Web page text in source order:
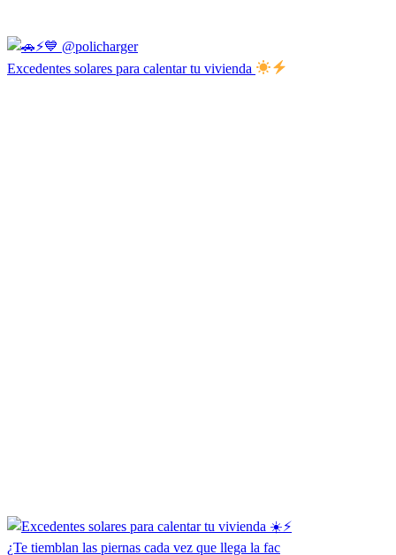
Excedentes solares para calentar tu vivienda
¿Te tiemblan las piernas cada vez que llega la fac